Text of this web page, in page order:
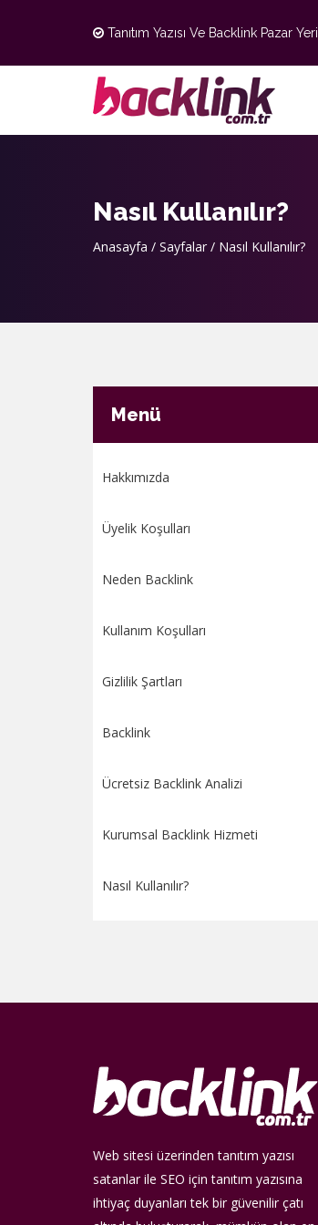
Tanıtım Yazısı Ve Backlink Pazar Yeri
Nasıl Kullanılır?
Anasayfa / Sayfalar / Nasıl Kullanılır?
Menü
Hakkımızda
Üyelik Koşulları
Neden Backlink
Kullanım Koşulları
Gizlilik Şartları
Backlink
Ücretsiz Backlink Analizi
Kurumsal Backlink Hizmeti
Nasıl Kullanılır?
Web sitesi üzerinden tanıtım yazısı
satanlar ile SEO için tanıtım yazısına
ihtiyaç duyanları tek bir güvenilir çatı